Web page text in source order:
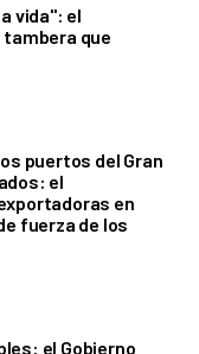
vida": el
que
puertos del Gran
el
en
fuerza de los
el Gobierno